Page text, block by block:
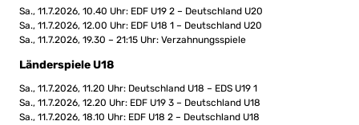
Sa., 11.7.2026, 10.40 Uhr: EDF U19 2 – Deutschland U20
Sa., 11.7.2026, 12.00 Uhr: EDF U18 1 – Deutschland U20
Sa., 11.7.2026, 19.30 – 21:15 Uhr: Verzahnungsspiele
Länderspiele U18
Sa., 11.7.2026, 11.20 Uhr: Deutschland U18 – EDS U19 1
Sa., 11.7.2026, 12.20 Uhr: EDF U19 3 – Deutschland U18
Sa., 11.7.2026, 18.10 Uhr: EDF U18 2 – Deutschland U18